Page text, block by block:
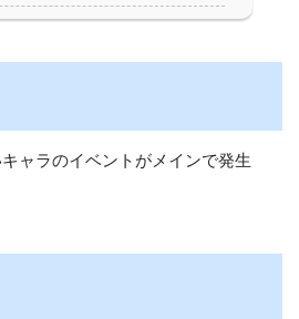
ャラのイベントがメインで発生